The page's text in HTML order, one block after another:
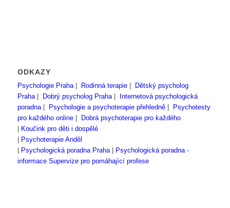
ODKAZY
Psychologie Praha| Rodinná terapie|
Dětský psycholog
Praha| Dobrý psycholog Praha|
Internetová psychologická
poradna| Psychologie a psychoterapie přehledně|
Psychotesty
pro každého online|
Dobrá psychoterapie pro každého
Koučink pro děti i dospělé
Psychoterapie Anděl
Psychologická poradna Praha|
Psychologická poradna -
informace Supervize pro pomáhající profese